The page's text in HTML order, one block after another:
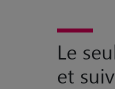
Le
et